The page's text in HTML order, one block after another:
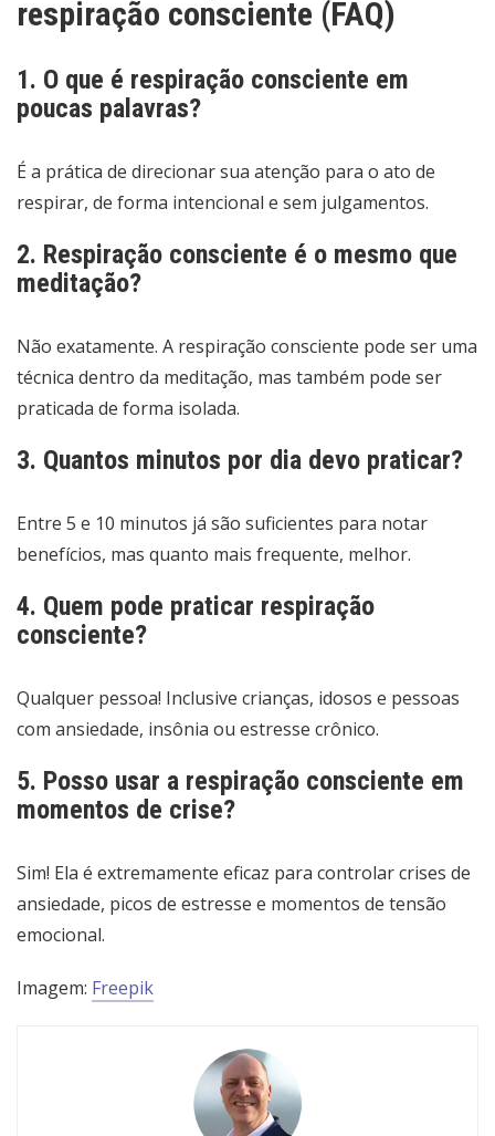
respiração consciente (FAQ)
1. O que é respiração consciente em
poucas palavras?
É a prática de direcionar sua atenção para o ato de
respirar, de forma intencional e sem julgamentos.
2. Respiração consciente é o mesmo que
meditação?
Não exatamente. A respiração consciente pode ser uma
técnica dentro da meditação, mas também pode ser
praticada de forma isolada.
3. Quantos minutos por dia devo praticar?
Entre 5 e 10 minutos já são suficientes para notar
benefícios, mas quanto mais frequente, melhor.
4. Quem pode praticar respiração
consciente?
Qualquer pessoa! Inclusive crianças, idosos e pessoas
com ansiedade, insônia ou estresse crônico.
5. Posso usar a respiração consciente em
momentos de crise?
Sim! Ela é extremamente eficaz para controlar crises de
ansiedade, picos de estresse e momentos de tensão
emocional.
Imagem: Freepik